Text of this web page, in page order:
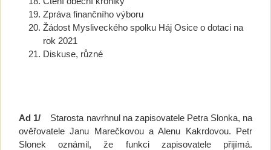
Zpráva finančního výboru
Žádost Mysliveckého spolku Háj Osice o dotaci na
rok 2021
Diskuse, různé
Ad 1/ Starosta navrhnul na zapisovatele Petra Slonka, na
ověřovatele Janu Marečkovou a Alenu Kakrdovou. Petr
Slonek oznámil, že funkci zapisovatele přijímá.